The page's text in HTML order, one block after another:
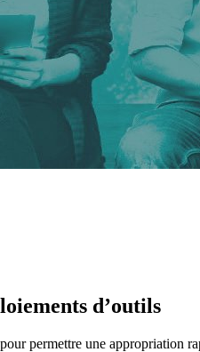
d’outils
permettre une